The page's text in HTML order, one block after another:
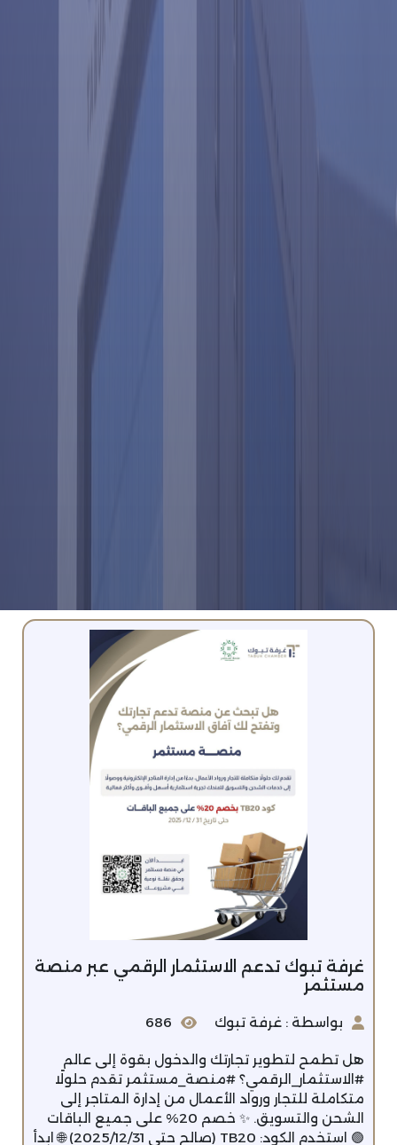
غرفة تبوك تدعم الاستثمار الرقمي عبر منصة
مستثمر
بواسطة : غرفة تبوك 686
هل تطمح لتطوير تجارتك والدخول بقوة إلى عالم
#الاستثمار_الرقمي؟ #منصة_مستثمر تقدم حلولًا
متكاملة للتجار ورواد الأعمال من إدارة المتاجر إلى
الشحن والتسويق. ✨ خصم 20% على جميع الباقات
🟢 استخدم الكود: TB20 (صالح حتى 2025/12/31) 🌐 ابدأ